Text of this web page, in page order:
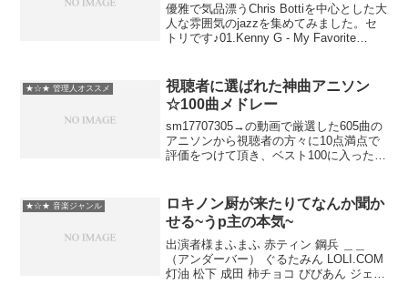
優雅で気品漂うChris Bottiを中心とした大
人な雰囲気のjazzを集めてみました。セ
トリです♪01.Kenny G - My Favorite
★☆★ 管理人オススメ
視聴者に選ばれた神曲アニソン
☆100曲メドレー
sm17707305→の動画で厳選した605曲の
アニソンから視聴者の方々に10点満点で
評価をつけて頂き、ベスト100に入った曲
スを考えてUP主が決めました。ただ
し.001...
★☆★ 音楽ジャンル
ロキノン厨が来たりてなんか聞か
せる~うp主の本気~
出演者様まふまふ 赤ティン 鋼兵 ＿＿
（アンダーバー） ぐるたみん LOLI.COM
灯油 松下 成田 柿チョコ びびあん ジェム